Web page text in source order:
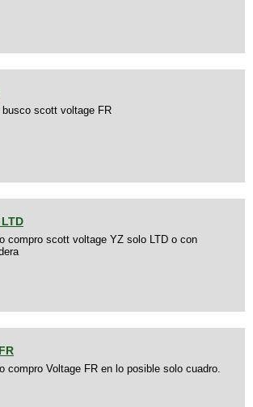
busco scott voltage FR
compro scott voltage YZ solo LTD o con
compro Voltage FR en lo posible solo cuadro.